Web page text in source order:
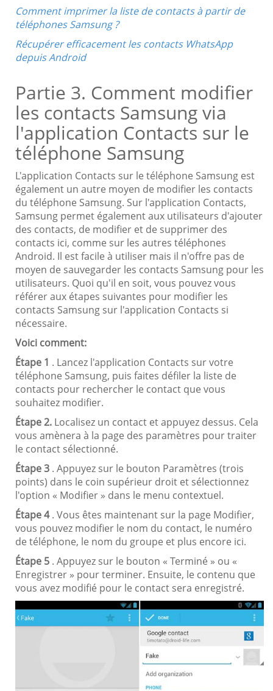
Comment imprimer la liste de contacts à partir de
téléphones Samsung ?
Récupérer efficacement les contacts WhatsApp
depuis Android
Partie 3. Comment modifier
les contacts Samsung via
l'application Contacts sur le
téléphone Samsung
L'application Contacts sur le téléphone Samsung est
également un autre moyen de modifier les contacts
du téléphone Samsung. Sur l'application Contacts,
Samsung permet également aux utilisateurs d'ajouter
des contacts, de modifier et de supprimer des
contacts ici, comme sur les autres téléphones
Android. Il est facile à utiliser mais il n'offre pas de
moyen de sauvegarder les contacts Samsung pour les
utilisateurs. Quoi qu'il en soit, vous pouvez vous
référer aux étapes suivantes pour modifier les
contacts Samsung sur l'application Contacts si
nécessaire.
Voici comment:
Étape 1 . Lancez l'application Contacts sur votre
téléphone Samsung, puis faites défiler la liste de
contacts pour rechercher le contact que vous
souhaitez modifier.
Étape 2. Localisez un contact et appuyez dessus. Cela
vous amènera à la page des paramètres pour traiter
le contact sélectionné.
Étape 3 . Appuyez sur le bouton Paramètres (trois
points) dans le coin supérieur droit et sélectionnez
l'option « Modifier » dans le menu contextuel.
Étape 4. Vous êtes maintenant sur la page Modifier,
vous pouvez modifier le nom du contact, le numéro
de téléphone, le nom du groupe et plus encore ici.
Étape 5 . Appuyez sur le bouton « Terminé » ou «
Enregistrer » pour terminer. Ensuite, le contenu que
vous avez modifié pour le contact sera enregistré.